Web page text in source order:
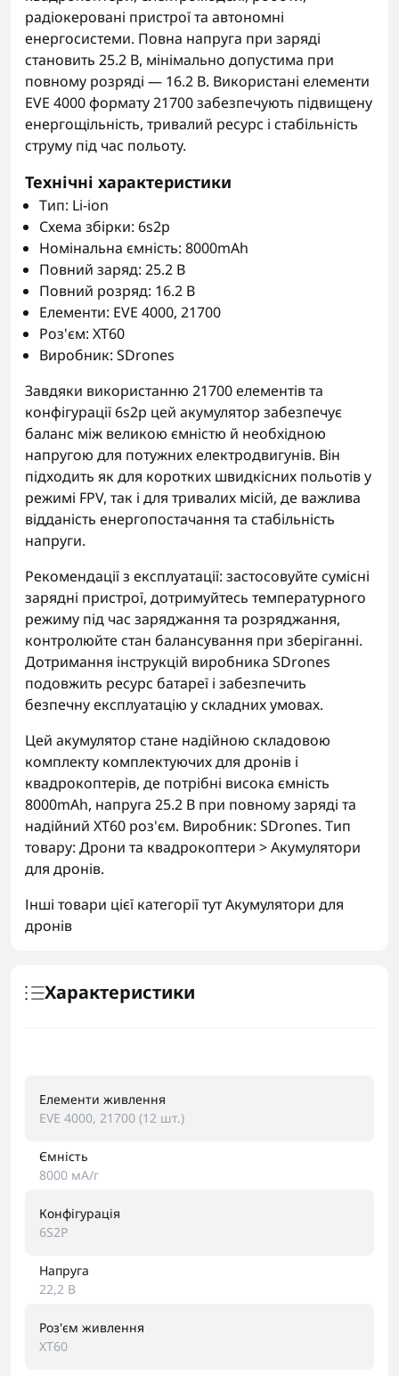
радіокеровані пристрої та автономні
енергосистеми. Повна напруга при заряді
становить 25.2 В, мінімально допустима при
повному розряді — 16.2 В. Використані елементи
EVE 4000 формату 21700 забезпечують підвищену
енергощільність, тривалий ресурс і стабільність
струму під час польоту.
Технічні характеристики
Тип: Li-ion
Схема збірки: 6s2p
Номінальна ємність: 8000mAh
Повний заряд: 25.2 В
Повний розряд: 16.2 В
Елементи: EVE 4000, 21700
Роз'єм: XT60
Виробник: SDrones
Завдяки використанню 21700 елементів та
конфігурації 6s2p цей акумулятор забезпечує
баланс між великою ємністю й необхідною
напругою для потужних електродвигунів. Він
підходить як для коротких швидкісних польотів у
режимі FPV, так і для тривалих місій, де важлива
відданість енергопостачання та стабільність
напруги.
Рекомендації з експлуатації: застосовуйте сумісні
зарядні пристрої, дотримуйтесь температурного
режиму під час заряджання та розряджання,
контролюйте стан балансування при зберіганні.
Дотримання інструкцій виробника SDrones
подовжить ресурс батареї і забезпечить
безпечну експлуатацію у складних умовах.
Цей акумулятор стане надійною складовою
комплекту комплектуючих для дронів і
квадрокоптерів, де потрібні висока ємність
8000mAh, напруга 25.2 В при повному заряді та
надійний XT60 роз'єм. Виробник: SDrones. Тип
товару: Дрони та квадрокоптери > Акумулятори
для дронів.
Інші товари цієї категорії тутАкумулятори для
дронів
Характеристики
Елементи живлення
EVE 4000, 21700 (12 шт.)
Ємність
8000 мА/г
Конфігурація
6S2P
Напруга
22,2 В
Роз'єм живлення
XT60